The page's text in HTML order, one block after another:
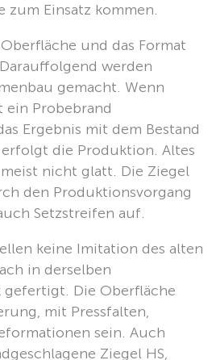
zum Einsatz kommen.
und das Format
werden
gemacht. Wenn
Probebrand
Ergebnis mit dem Bestand
die Produktion. Altes
nicht glatt. Die Ziegel
den Produktionsvorgang
Setzstreifen auf.
keine Imitation des alten
in derselben
Die Oberfläche
mit Pressfalten,
sein. Auch
Ziegel HS,